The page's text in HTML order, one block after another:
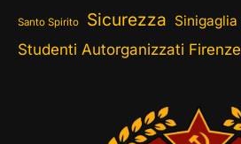
Santo Spirito Sicurezza Sinigaglia
Studenti Autorganizzati Firenze